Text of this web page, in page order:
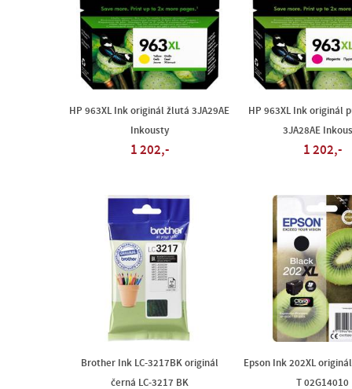
HP 963XL Ink originál žlutá 3JA29AE
Inkousty
1 202,-
HP 963XL Ink originál
3JA28AE
1 202,-
Brother Ink LC-3217BK originál
černá LC-3217 BK
Epson Ink 202XL
T 02G14010